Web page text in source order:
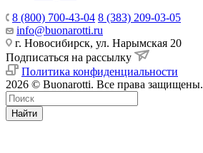
8 (800) 700-43-04 8 (383) 209-03-05
info@buonarotti.ru
г. Новосибирск, ул. Нарымская 20
Подписаться на рассылку
Политика конфиденциальности
2026 © Buonarotti. Все права защищены.
Найти